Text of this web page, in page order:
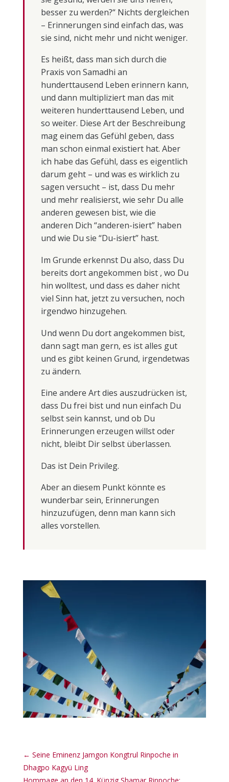
besser zu werden?“ Nichts dergleichen
– Erinnerungen sind einfach das, was
sie sind, nicht mehr und nicht weniger.
Es heißt, dass man sich durch die
Praxis von Samadhi an
hunderttausend Leben erinnern kann,
und dann multipliziert man das mit
weiteren hunderttausend Leben, und
so weiter. Diese Art der Beschreibung
mag einem das Gefühl geben, dass
man schon einmal existiert hat. Aber
ich habe das Gefühl, dass es eigentlich
darum geht – und was es wirklich zu
sagen versucht – ist, dass Du mehr
und mehr realisierst, wie sehr Du alle
anderen gewesen bist, wie die
anderen Dich “anderen-isiert” haben
und wie Du sie “Du-isiert” hast.
Im Grunde erkennst Du also, dass Du
bereits dort angekommen bist , wo Du
hin wolltest, und dass es daher nicht
viel Sinn hat, jetzt zu versuchen, noch
irgendwo hinzugehen.
Und wenn Du dort angekommen bist,
dann sagt man gern, es ist alles gut
und es gibt keinen Grund, irgendetwas
zu ändern.
Eine andere Art dies auszudrücken ist,
dass Du frei bist und nun einfach Du
selbst sein kannst, und ob Du
Erinnerungen erzeugen willst oder
nicht, bleibt Dir selbst überlassen.
Das ist Dein Privileg.
Aber an diesem Punkt könnte es
wunderbar sein, Erinnerungen
hinzuzufügen, denn man kann sich
alles vorstellen.
← Seine Eminenz Jamgon Kongtrul Rinpoche in
Dhagpo Kagyü Ling
Hommage an den 14. Künzig Shamar Rinpoche: